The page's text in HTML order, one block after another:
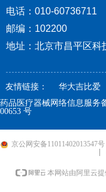
电话：010-60736711
邮编：102200
地址：北京市昌平区科
友情链接： 华大吉比爱
药品医疗器械网络信息服务
00653 号
京公网安备11011402013547号
本网站由阿里云提